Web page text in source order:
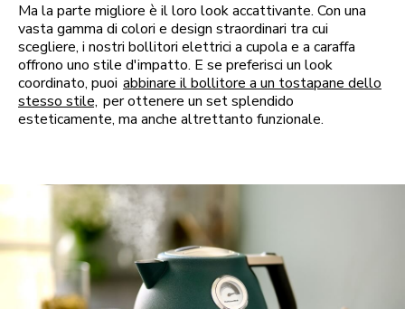
Ma la parte migliore è il loro look accattivante. Con una
vasta gamma di colori e design straordinari tra cui
scegliere, i nostri bollitori elettrici a cupola e a caraffa
offrono uno stile d'impatto. E se preferisci un look
coordinato, puoi abbinare il bollitore a un tostapane dello
stesso stile, per ottenere un set splendido
esteticamente, ma anche altrettanto funzionale.